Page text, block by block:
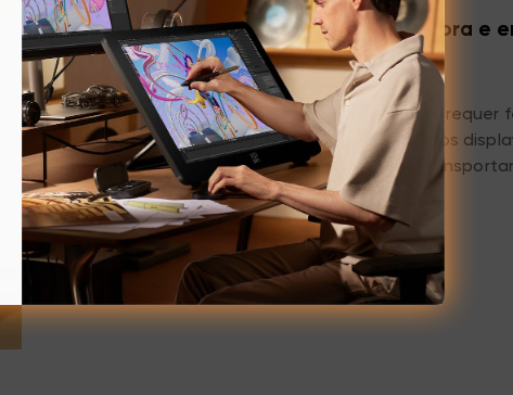
Fácil de aprender a qualquer hora e
lugar
A vida agitada de estudante também requer
de aprendizagem convenientes. Nossos
desenho são portáteis e fáceis de
casa ou na escola, você sempre pode
de aprendizagem. O display de alta definição
preciso fazem com que cada experiência de
pareça como se você estivesse na sala de
os alunos a obter excelentes resultados.